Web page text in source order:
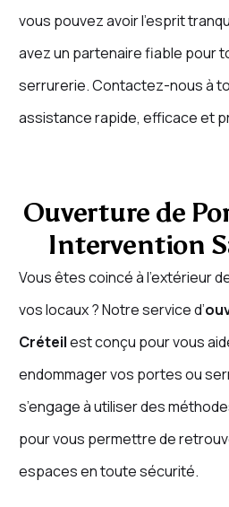
vous pouvez avoir l’esprit
avez un partenaire fiable pour
serrurerie. Contactez-nous à
assistance rapide, efficace et
Ouverture de
Intervention
Vous êtes coincé à l’extérieur
vos locaux ? Notre service d’
Créteilest conçu pour vous
endommager vos portes ou
s’engage à utiliser des
pour vous permettre de
espaces en toute sécurité.